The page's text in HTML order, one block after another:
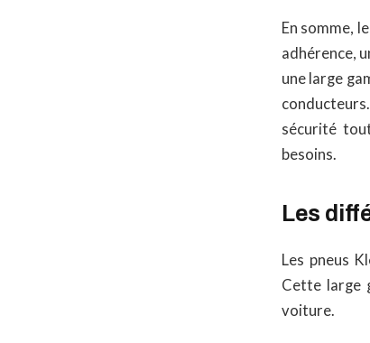
En somme,
adhérence,
une large
sécurité
besoins.
Les
Les pneus
Cette large
voiture.